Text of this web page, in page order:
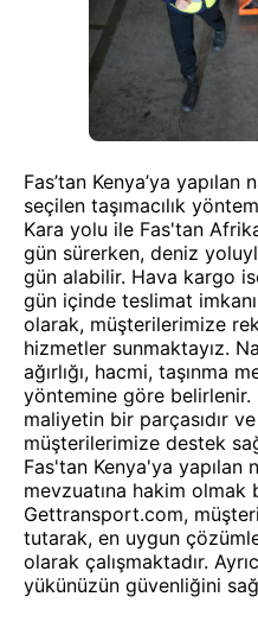
Fas’tan Kenya’ya
seçilen taşımacılık
Kara yolu ile Fas'tan
gün sürerken, deniz
gün alabilir. Hava kargo
gün içinde teslimat
olarak, müşterilerimize
hizmetler sunmaktayız.
ağırlığı, hacmi, taşınma
yöntemine göre
maliyetin bir parçasıdır
müşterilerimize destek
Fas'tan Kenya'ya yapılan
mevzuatına hakim olmak
Gettransport.com,
tutarak, en uygun
olarak çalışmaktadır.
yükünüzün güvenliğini